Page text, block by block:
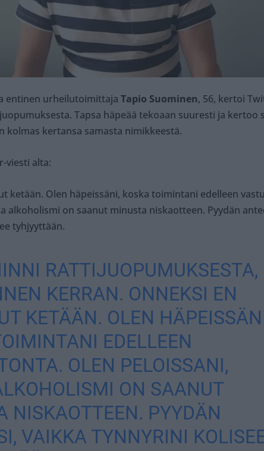
entinen urheilutoimittaja Tapio Suominen, 56, kertoi
Tapsa häpeää tekoaan suuresti ja kertoo
kolmas kertansa samasta nimikkeestä.
viesti alta:
ketään. Olen häpeissäni, koska toimintani edelleen
alkoholismi on saanut minusta niskaotteen. Pyydän
tyhjyyttään.
RATTIJUOPUMUKSESTA,
KERRAN. ONNEKSI EN
KETÄÄN. OLEN
EDELLEEN
OLEN PELOISSANI,
ON SAANUT
NISKAOTTEEN. PYYDÄN
VAIKKA TYNNYRINI